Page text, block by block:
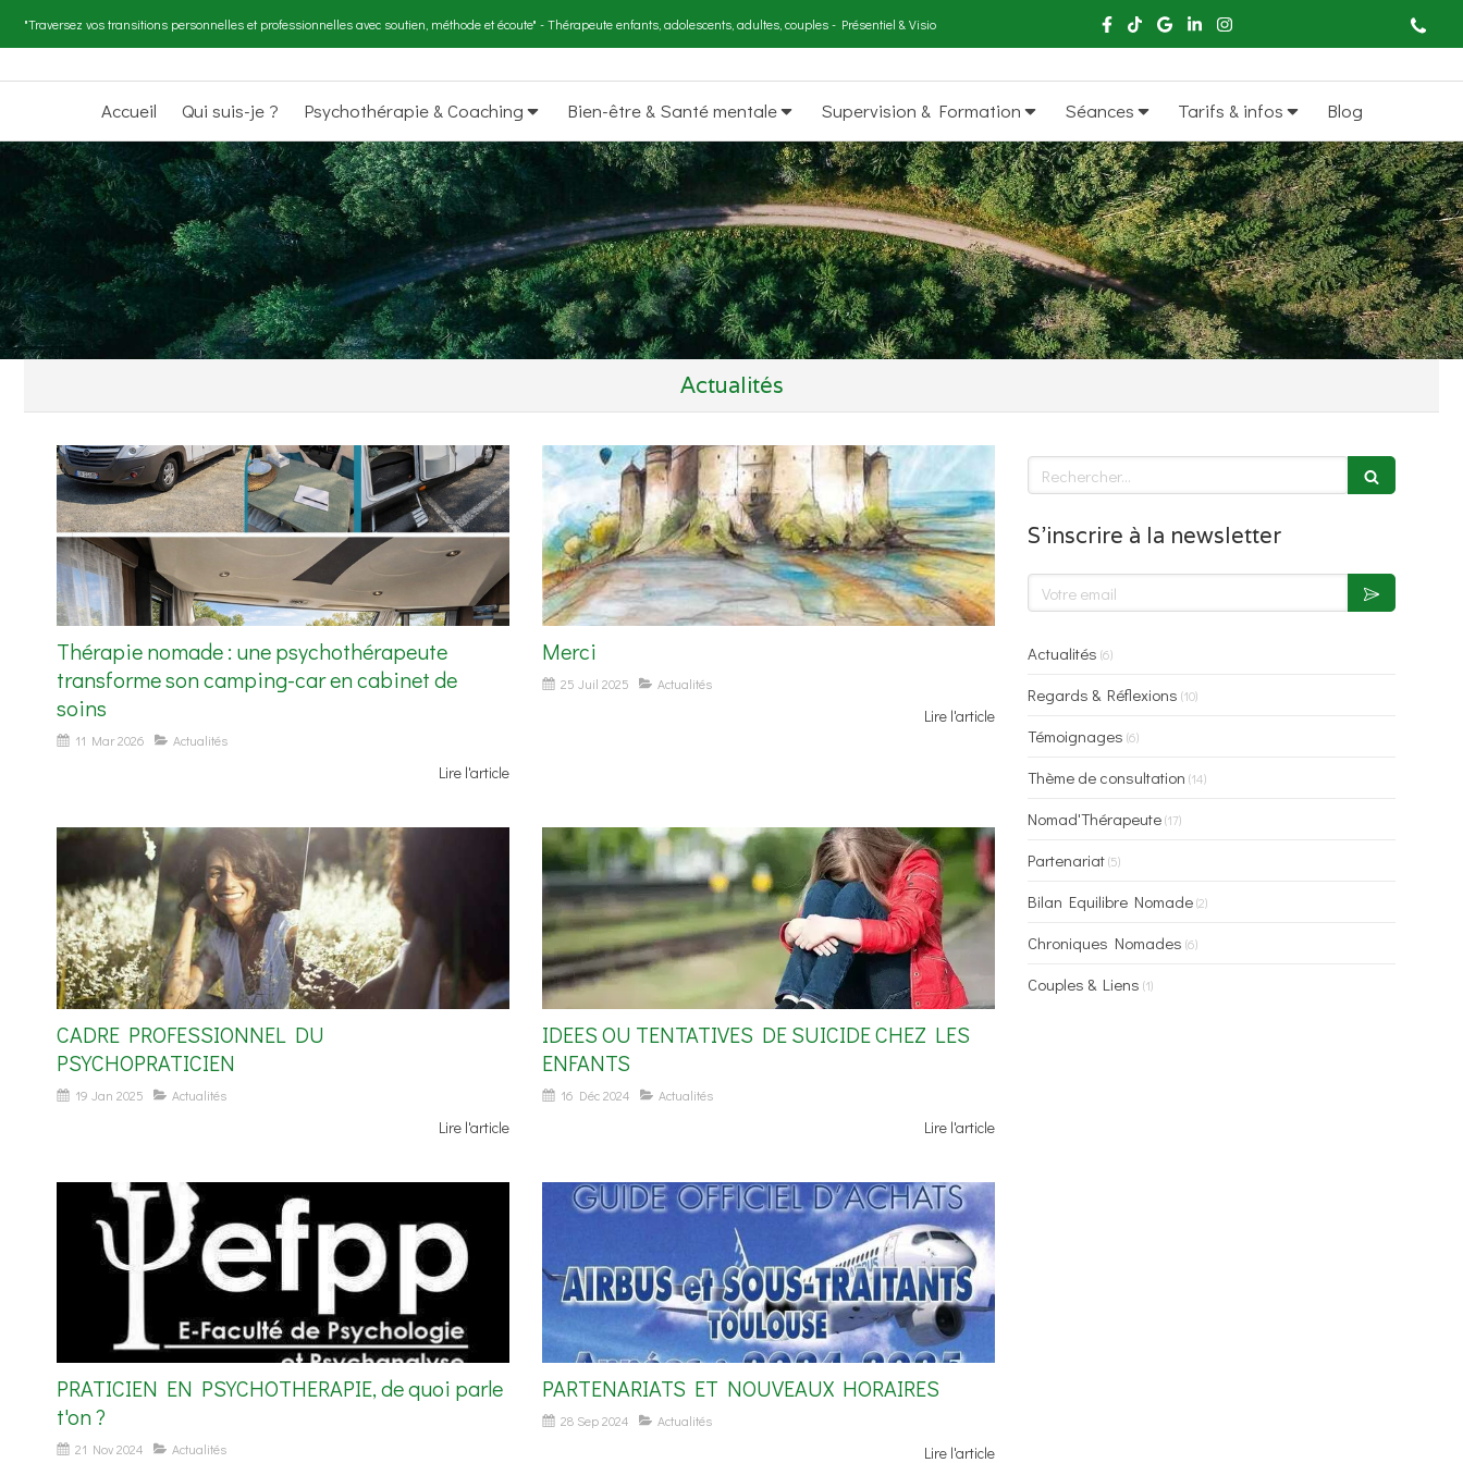
"Traversez vos transitions personnelles et professionnelles avec soutien, méthode et écoute" - Thérapeute enfants, adolescents, adultes, couples - Présentiel & Visio
Accueil Qui suis-je ? Psychothérapie & Coaching Bien-être & Santé mentale Supervision & Formation Séances Tarifs & infos Blog
Actualités
Thérapie nomade : une psychothérapeute
transforme son camping-car en cabinet de
soins
11 Mar 2026 Actualités
Lire l'article
Merci
25 Juil 2025 Actualités
Lire l'article
CADRE PROFESSIONNEL DU
PSYCHOPRATICIEN
19 Jan 2025 Actualités
Lire l'article
IDEES OU TENTATIVES DE SUICIDE CHEZ LES
ENFANTS
16 Déc 2024 Actualités
Lire l'article
PRATICIEN EN PSYCHOTHERAPIE, de quoi parle
t'on ?
21 Nov 2024 Actualités
PARTENARIATS ET NOUVEAUX HORAIRES
28 Sep 2024 Actualités
Lire l'article
Rechercher
S'inscrire à la newsletter
Votre email
Actualités (6)
Regards & Réflexions (10)
Témoignages (6)
Thème de consultation (14)
Nomad'Thérapeute(17)
Partenariat(5)
Bilan Equilibre Nomade(2)
Chroniques Nomades (6)
Couples & Liens (1)